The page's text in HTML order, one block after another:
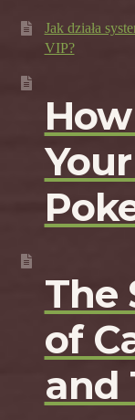
Jak działa
VIP?
The
of
and